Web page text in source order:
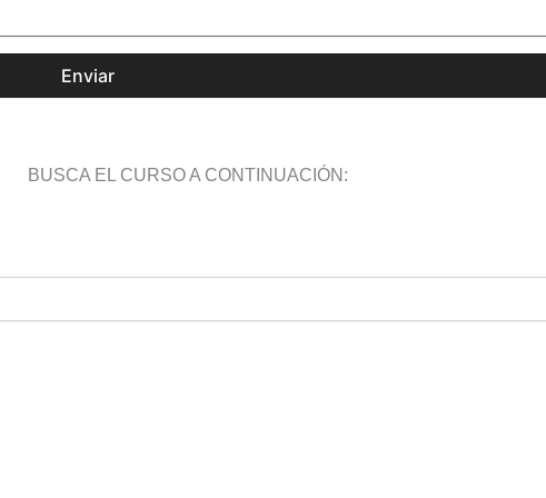
Enviar
BUSCA EL CURSO A CONTINUACIÓN: